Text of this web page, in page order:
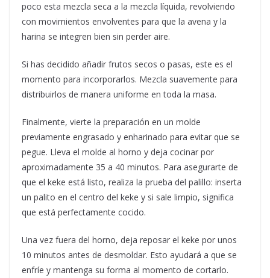
poco esta mezcla seca a la mezcla líquida, revolviendo
con movimientos envolventes para que la avena y la
harina se integren bien sin perder aire.
Si has decidido añadir frutos secos o pasas, este es el
momento para incorporarlos. Mezcla suavemente para
distribuirlos de manera uniforme en toda la masa.
Finalmente, vierte la preparación en un molde
previamente engrasado y enharinado para evitar que se
pegue. Lleva el molde al horno y deja cocinar por
aproximadamente 35 a 40 minutos. Para asegurarte de
que el keke está listo, realiza la prueba del palillo: inserta
un palito en el centro del keke y si sale limpio, significa
que está perfectamente cocido.
Una vez fuera del horno, deja reposar el keke por unos
10 minutos antes de desmoldar. Esto ayudará a que se
enfríe y mantenga su forma al momento de cortarlo.